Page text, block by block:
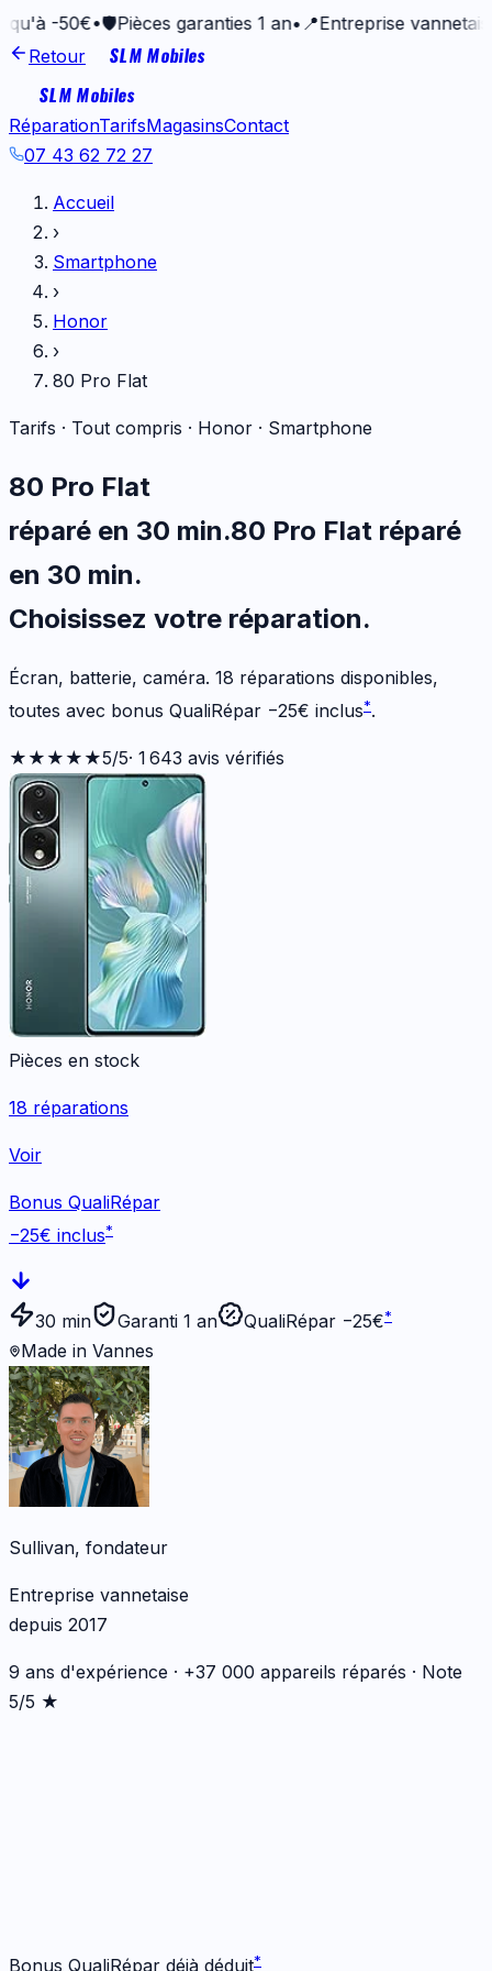
•🛡️Pièces garanties 1 an•📍 Entreprise vannetaise
Retour
SLM Mobiles
SLM Mobiles
RéparationTarifsMagasinsContact
07 43 62 72 27
Accueil
›
Smartphone
›
Honor
›
80 Pro Flat
Tarifs · Tout compris · Honor · Smartphone
80 Pro Flat
réparé en 30 min.80 Pro Flat réparé
en 30 min.
Choisissez votre réparation.
Écran, batterie, caméra. 18 réparations disponibles,
toutes avec bonus QualiRépar −25€ inclus*.
★★★★★5/5· 1 643 avis vérifiés
Pièces en stock
18 réparations
Voir
Bonus QualiRépar
−25€ inclus*
30 min Garanti 1 an QualiRépar −25€*
Made in Vannes
Sullivan, fondateur
Entreprise vannetaise
depuis 2017
9 ans d'expérience · +37 000 appareils réparés · Note
5/5 ★
Bonus QualiRépar déjà déduit*